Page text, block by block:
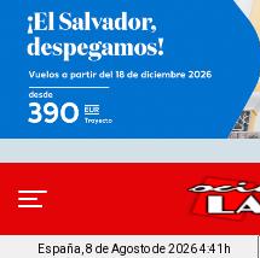
España, 8 de Agosto de 2026 4:41h